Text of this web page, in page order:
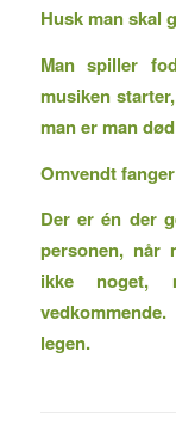
Husk man skal
Man spiller
musiken
man er man
Omvendt
Der er én der
personen, når
ikke noget,
legen.